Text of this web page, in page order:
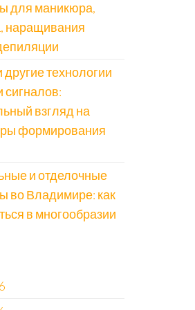
для маникюра,
наращивания
другие технологии
сигналов:
взгляд на
формирования
и отделочные
во Владимире: как
в многообразии